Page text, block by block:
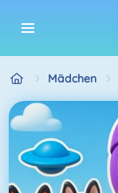
Mädchen